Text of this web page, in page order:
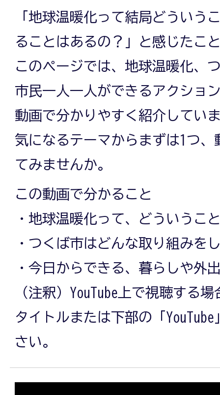
べ
る
動
画
が
で
き
ま
「地球温暖化って結局どういう
ることはあるの？」と感じたこ
このページでは、地球温暖化、
市民一人一人ができるアクショ
動画で分かりやすく紹介してい
気になるテーマからまずは1つ
てみませんか。
この動画で分かること
・地球温暖化って、どういうこ
・つくば市はどんな取り組みを
・今日からできる、暮らしや外
（注釈）YouTube上で視聴する
タイトルまたは下部の「
さい。